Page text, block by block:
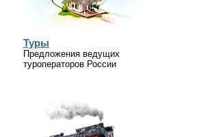
Туры
Предложения ведущих
туроператоров России